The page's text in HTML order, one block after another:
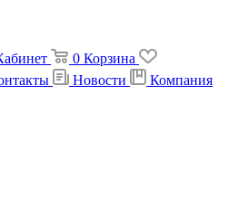
0 Корзина
Новости
Компания